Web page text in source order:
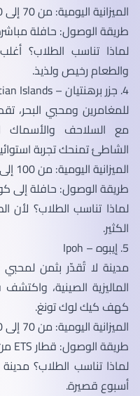
الميزانية اليومية: من 70 إلى 100 رينغيت.
طريقة الوصول: حافلة
لماذا تناسب الطلاب؟
والطعام رخيص ولذيذ.
4. جزر برهنتيان – Perhentian Islands
للمغامرين ومحبي البحر،
مع السلاحف والأسماك
الشاطئ تمنحك تجربة
الميزانية اليومية: من 100 إلى 130 رينغيت.
طريقة الوصول: حافلة إلى
لماذا تناسب الطلاب؟ لأن
الكثير.
5. إيبوه – Ipoh
مدينة لا تُقدّر بثمن
الماليزية الصينية،
كهف كيك لوك تونغ.
الميزانية اليومية: من 70 إلى 100 رينغيت.
طريقة الوصول: قطار ETS من كوالالمبور (حوالي ساعتين).
لماذا تناسب الطلاب؟
أسبوع قصيرة.